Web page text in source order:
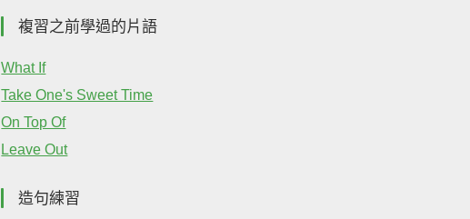
複習之前學過的片語
What If
Take One's Sweet Time
On Top Of
Leave Out
造句練習